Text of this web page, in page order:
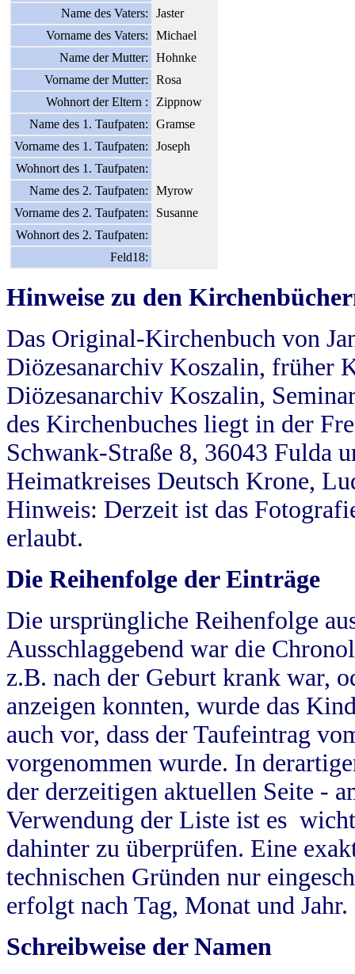
Name des Vaters:
Jaster
Vorname des Vaters:
Michael
Name der Mutter:
Hohnke
Vorname der Mutter:
Rosa
Wohnort der Eltern :
Zippnow
Name des 1. Taufpaten:
Gramse
Vorname des 1. Taufpaten:
Joseph
Wohnort des 1. Taufpaten:
Name des 2. Taufpaten:
Myrow
Vorname des 2. Taufpaten:
Susanne
Wohnort des 2. Taufpaten:
Feld18:
Hinweise zu den
Das Original-Kirchenbuch von
Diözesanarchiv Koszalin, früher
Diözesanarchiv Koszalin,
des Kirchenbuches liegt in der
Schwank-Straße 8, 36043 Fulda
Heimatkreises Deutsch Krone,
Hinweis: Derzeit ist das
erlaubt.
Die Reihenfolge der Einträge
Die ursprüngliche Reihenfolge
Ausschlaggebend war die
z.B. nach der Geburt krank war,
anzeigen konnten, wurde das
auch vor, dass der Taufeintrag
vorgenommen wurde. In
der derzeitigen aktuellen Seite -
Verwendung der Liste ist es
dahinter zu überprüfen. Eine
technischen Gründen nur
erfolgt nach Tag, Monat und Jahr.
Schreibweise der Namen